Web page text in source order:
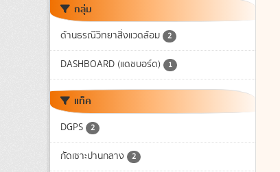
กลุ่ม
ด้านธรณีวิทยาสิ่งแวดล้อม 2
DASHBOARD (แดชบอร์ด) 1
แท็ค
DGPS 2
กัดเซาะปานกลาง 2